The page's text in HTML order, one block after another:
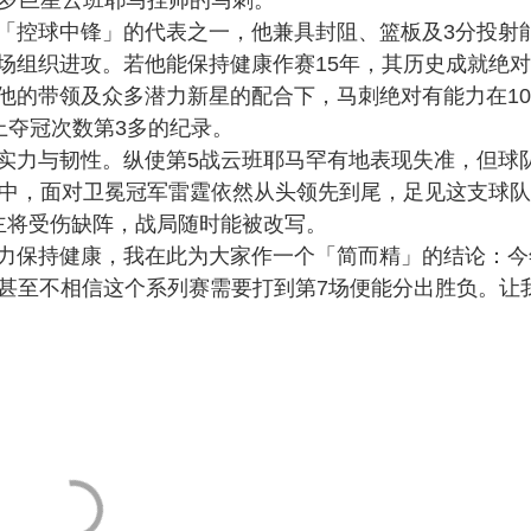
控球中锋」的代表之一，他兼具封阻、篮板及3分投射
组织进攻。若他能保持健康作赛15年，其历史成就绝
的带领及众多潜力新星的配合下，马刺绝对有能力在
冠次数第3多的纪录。
力与韧性。纵使第5战云班耶马罕有地表现失准，但球
，面对卫冕冠军雷霆依然从头领先到尾，足见这支球
受伤缺阵，战局随时能被改写。
保持健康，我在此为大家作一个「简而精」的结论：
至不相信这个系列赛需要打到第7场便能分出胜负。让